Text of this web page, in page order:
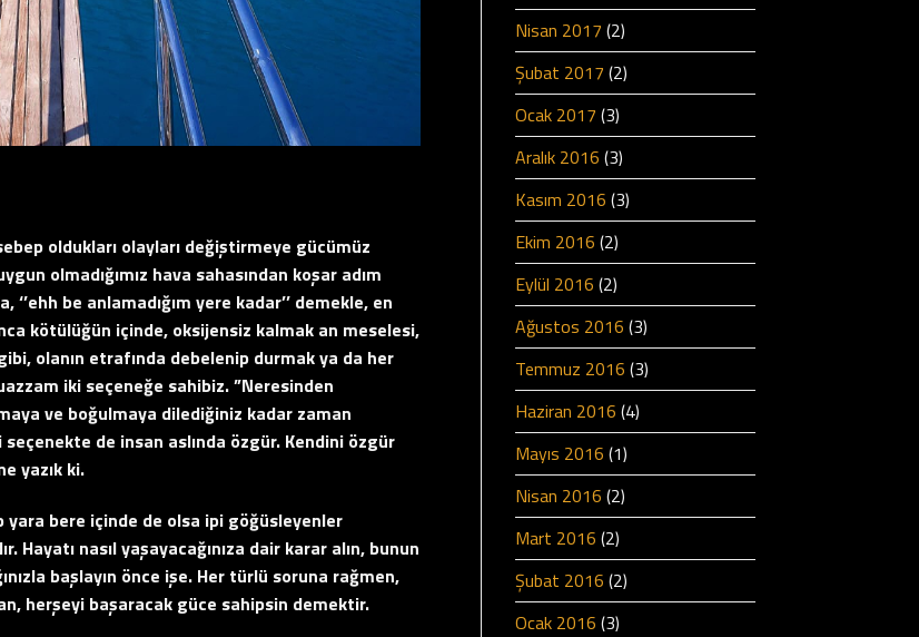
oldukları olayları değiştirmeye gücümüz
olmadığımız hava sahasından koşar adım
be anlamadığım yere kadar’’ demekle, en
kötülüğün içinde, oksijensiz kalmak an meselesi,
olanın etrafında debelenip durmak ya da her
iki seçeneğe sahibiz. ”Neresinden
ve boğulmaya dilediğiniz kadar zaman
de insan aslında özgür. Kendini özgür
yazık ki.
yara bere içinde de olsa ipi göğüsleyenler
Hayatı nasıl yaşayacağınıza dair karar alın, bunun
başlayın önce işe. Her türlü soruna rağmen,
herşeyi başaracak güce sahipsin demektir.
Nisan 2017 (2)
Şubat 2017 (2)
Ocak 2017 (3)
Aralık 2016 (3)
Kasım 2016 (3)
Ekim 2016 (2)
Eylül 2016 (2)
Ağustos 2016 (3)
Temmuz 2016 (3)
Haziran 2016 (4)
Mayıs 2016 (1)
Nisan 2016 (2)
Mart 2016 (2)
Şubat 2016 (2)
Ocak 2016 (3)